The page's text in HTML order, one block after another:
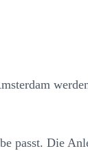
passt. Die